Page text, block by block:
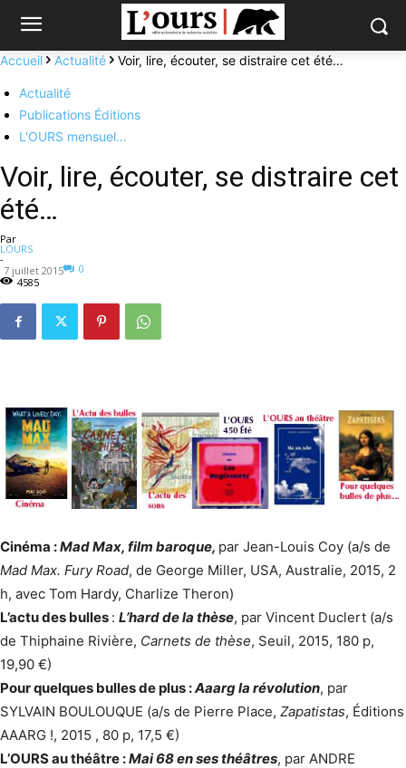
Accueil Actualité Voir, lire, écouter, se distraire cet été…
Actualité
Publications Éditions
L'OURS mensuel…
Voir, lire, écouter, se distraire cet
été…
Par
LOURS
-
7 juillet 2015
0
4585
Cinéma :Mad Max, film baroque, par Jean-Louis Coy (a/s de
Mad Max. Fury Road, de George Miller, USA, Australie, 2015, 2
h, avec Tom Hardy, Charlize Theron)
L’actu des bulles : L’hard de la thèse, par Vincent Duclert (a/s
de Thiphaine Rivière, Carnets de thèse, Seuil, 2015, 180 p,
19,90 €)
Pour quelques bulles de plus :Aaarg la révolution, par
SYLVAIN BOULOUQUE (a/s de Pierre Place, Zapatistas, Éditions
AAARG !, 2015 , 80 p, 17,5 €)
L’OURS au théâtre :Mai 68 en ses théâtres, par ANDRE